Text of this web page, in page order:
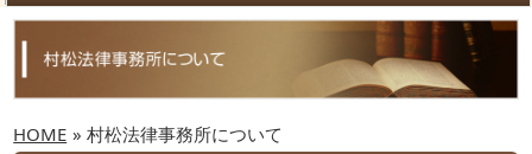
HOME » 村松法律事務所について